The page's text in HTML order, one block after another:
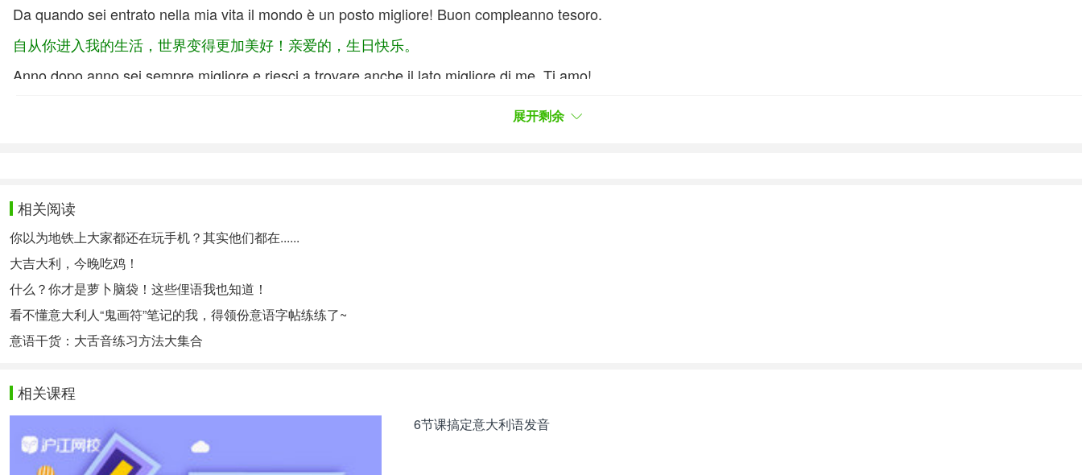
Da quando sei entrato nella mia vita il mondo è un posto migliore! Buon compleanno tesoro.
自从你进入我的生活，世界变得更加美好！亲爱的，生日快乐。
Anno dopo anno sei sempre migliore e riesci a trovare anche il lato migliore di me. Ti amo!
Buon compleanno alla donna che ha reso unica e sorprendente la mia vita.
生日快乐，献给让我的生活变得独特而惊喜的女人。
La tua presenza è il regalo migliore che potessi desiderare nella vita. Buon compleanno, amore!
你的存在是我一生中所希望的最好的礼物。生日快乐宝贝！
Forse non sono bravo a esprimere il mio amore con questo messaggio ma ti basterà guardare i miei occhi. Buon compleanno!
也许我不善于用文字表达我的爱，但只需看我的眼睛你就能明白。生日快乐！
用独特的礼物和真挚的祝福语，让你的TA的生日更加难忘！希望你能收藏哦！
相关热点：学习意大利语
展开剩余
相关阅读
你以为地铁上大家都还在玩手机？其实他们都在......
大吉大利，今晚吃鸡！
什么？你才是萝卜脑袋！这些俚语我也知道！
看不懂意大利人“鬼画符”笔记的我，得领份意语字帖练练了~
意语干货：大舌音练习方法大集合
相关课程
6节课搞定意大利语发音